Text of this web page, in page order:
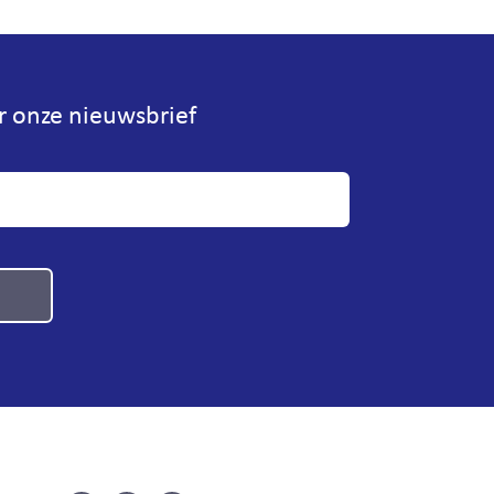
onze nieuwsbrief